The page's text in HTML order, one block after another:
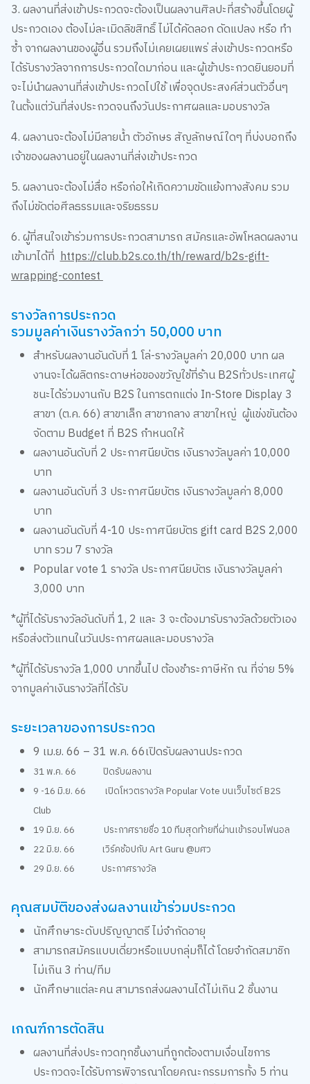
3. ผลงานที่ส่งเข้าประกวดจะต้องเป็นผลงานศิลปะที่สร้างขึ้นโดยผู้
ประกวดเอง ต้องไม่ละเมิดลิขสิทธิ์ ไม่ได้คัดลอก ดัดแปลง หรือ ทำ
ซ้ำ จากผลงานของผู้อื่น รวมถึงไม่เคยเผยแพร่ ส่งเข้าประกวดหรือ
ได้รับรางวัลจากการประกวดใดมาก่อน และผู้เข้าประกวดยินยอมที่
จะไม่นำผลงานที่ส่งเข้าประกวดไปใช้ เพื่อจุดประสงค์ส่วนตัวอื่นๆ
ในตั้งแต่วันที่ส่งประกวดจนถึงวันประกาศผลและมอบรางวัล
4. ผลงานจะต้องไม่มีลายน้ำ ตัวอักษร สัญลักษณ์ใดๆ ที่บ่งบอกถึง
เจ้าของผลงานอยู่ในผลงานที่ส่งเข้าประกวด
5. ผลงานจะต้องไม่สื่อ หรือก่อให้เกิดความขัดแย้งทางสังคม รวม
ถึงไม่ขัดต่อศีลธรรมและจริยธรรม
6. ผู้ที่สนใจเข้าร่วมการประกวดสามารถ สมัครและอัพโหลดผลงาน
เข้ามาได้ที่https://club.b2s.co.th/th/reward/b2s-gift-
wrapping-contest
รางวัลการประกวด
รวมมูลค่าเงินรางวัลกว่า 50,000 บาท
สำหรับผลงานอันดับที่ 1 โล่-รางวัลมูลค่า 20,000 บาท ผล
งานจะได้ผลิตกระดาษห่อของขวัญใช้ที่ร้าน B2Sทั่วประเทศผู้
ชนะได้ร่วมงานกับ B2S ในการตกแต่ง In-Store Display 3
สาขา (ต.ค. 66) สาขาเล็ก สาขากลาง สาขาใหญ่ ผู้แข่งขันต้อง
จัดตาม Budget ที่ B2S กำหนดให้
ผลงานอันดับที่ 2 ประกาศนียบัตร เงินรางวัลมูลค่า 10,000
บาท
ผลงานอันดับที่ 3 ประกาศนียบัตร เงินรางวัลมูลค่า 8,000
บาท
ผลงานอันดับที่ 4-10 ประกาศนียบัตร gift card B2S 2,000
บาท รวม 7 รางวัล
Popular vote 1 รางวัล ประกาศนียบัตร เงินรางวัลมูลค่า
3,000 บาท
*ผู้ที่ได้รับรางวัลอันดับที่ 1, 2 และ 3 จะต้องมารับรางวัลด้วยตัวเอง
หรือส่งตัวแทนในวันประกาศผลและมอบรางวัล
*ผู้ที่ได้รับรางวัล 1,000 บาทขึ้นไป ต้องชำระภาษีหัก ณ ที่จ่าย 5%
จากมูลค่าเงินรางวัลที่ได้รับ
ระยะเวลาของการประกวด
9 เม.ย. 66 – 31 พ.ค. 66เปิดรับผลงานประกวด
31 พ.ค. 66 ปิดรับผลงาน
9 -16 มิ.ย. 66 เปิดโหวตรางวัล Popular Vote บนเว็บไซต์ B2S
Club
19 มิ.ย. 66 ประกาศรายชื่อ 10 ทีมสุดท้ายที่ผ่านเข้ารอบไฟนอล
22 มิ.ย. 66 เวิร์คช้อปกับ Art Guru @มศว
29 มิ.ย. 66 ประกาศรางวัล
คุณสมบัติของส่งผลงานเข้าร่วมประกวด
นักศึกษาระดับปริญญาตรี ไม่จำกัดอายุ
สามารถสมัครแบบเดี่ยวหรือแบบกลุ่มก็ได้ โดยจำกัดสมาชิก
ไม่เกิน 3 ท่าน/ทีม
นักศึกษาแต่ละคน สามารถส่งผลงานได้ไม่เกิน 2 ชิ้นงาน
เกณฑ์การตัดสิน
ผลงานที่ส่งประกวดทุกชิ้นงานที่ถูกต้องตามเงื่อนไขการ
ประกวดจะได้รับการพิจารณาโดยคณะกรรมการทั้ง 5 ท่าน